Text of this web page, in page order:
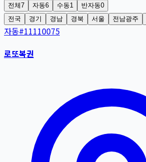
전체7 자동6 수동1 반자동0
전국
경기 경남 경북 서울 전남광주
자동#11110075
로또복권